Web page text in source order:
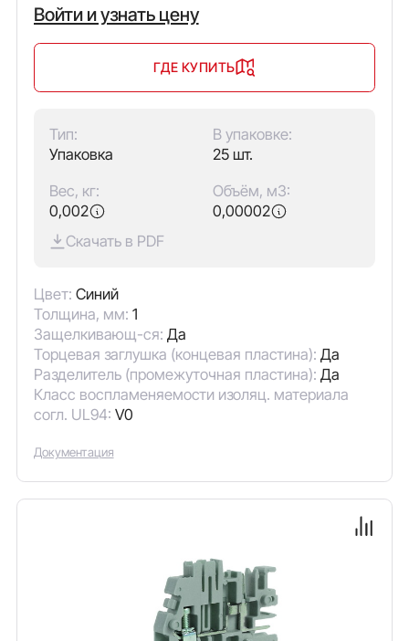
Войти и узнать цену
ГДЕ КУПИТЬ
Тип:
Упаковка
В упаковке:
25 шт.
Вес, кг:
0,002
Объём, м3:
0,00002
Скачать в PDF
Цвет: Синий
Толщина, мм: 1
Защелкивающ-ся: Да
Торцевая заглушка (концевая пластина): Да
Разделитель (промежуточная пластина): Да
Класс воспламеняемости изоляц. материала
согл. UL94: V0
Документация